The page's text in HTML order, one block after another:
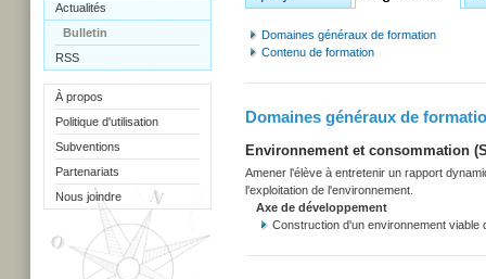
Actualités
Bulletin
RSS
À propos
Politique d'utilisation
Subventions
Partenariats
Nous joindre
Domaines généraux de formation
Contenu de formation
Domaines généraux de
Environnement et consommation
Amener l'élève à entretenir un rapport
l'exploitation de l'environnement.
Axe de développement
Construction d'un environnement